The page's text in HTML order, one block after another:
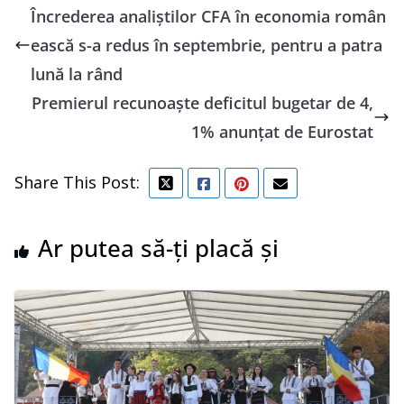
Încrederea analiştilor CFA în economia român
ească s-a redus în septembrie, pentru a patra
lună la rând
Premierul recunoaşte deficitul bugetar de 4,
1% anunţat de Eurostat
Share This Post:
Ar putea să-ți placă și